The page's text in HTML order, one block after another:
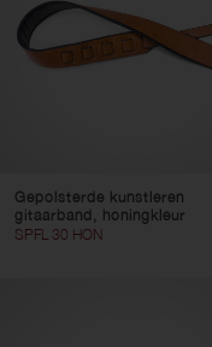
Gepolsterde kunstleren
gitaarband, honingkleur
SPFL 30 HON